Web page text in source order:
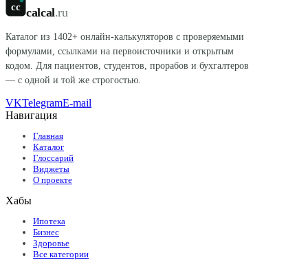
cc calcal.ru
Каталог из 1402+ онлайн-калькуляторов с проверяемыми
формулами, ссылками на первоисточники и открытым
кодом. Для пациентов, студентов, прорабов и бухгалтеров
— с одной и той же строгостью.
VKTelegramE-mail
Навигация
Главная
Каталог
Глоссарий
Виджеты
О проекте
Хабы
Ипотека
Бизнес
Здоровье
Все категории